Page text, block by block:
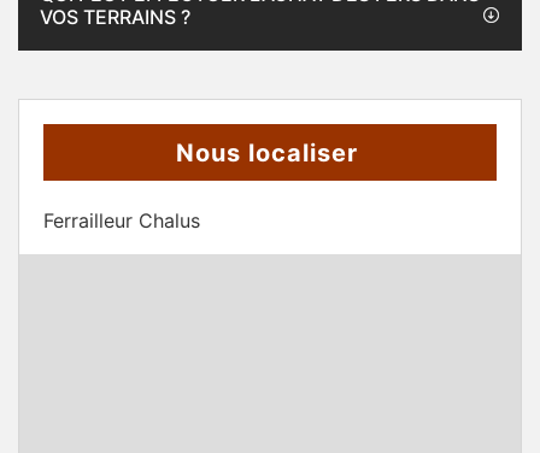
VOS TERRAINS ?
Nous localiser
Ferrailleur Chalus